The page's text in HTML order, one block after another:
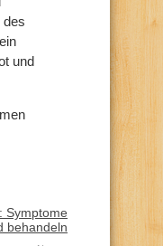
des
und
Symptome
behandeln